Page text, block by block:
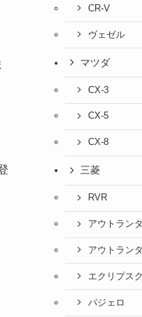
CR-V
ヴェゼル
マツダ
CX-3
CX-5
CX-8
三菱
RVR
アウトラン
アウトラン
エクリプス
パジェロ